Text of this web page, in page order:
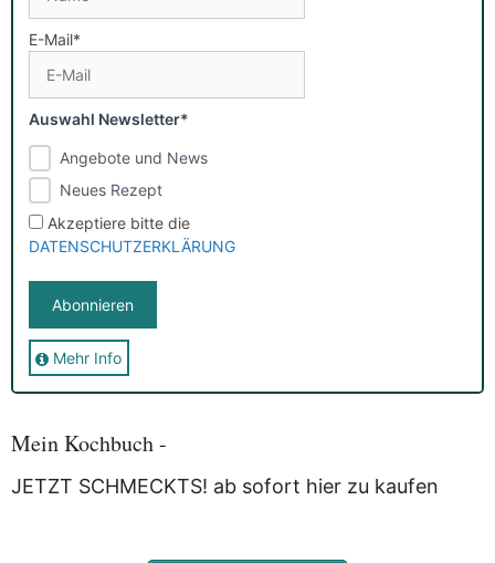
E-Mail*
Auswahl Newsletter*
Angebote und News
Neues Rezept
Akzeptiere bitte die
DATENSCHUTZERKLÄRUNG
Sie erhalten nach der Anmeldung eine E-Mail, in der Sie um
Speicherung und Verarbeitung Deiner Daten durch
Myfoodstory einverstanden. Deine Daten werden
Dritte weitergegeben und dienen nur für diesen Service!
Mehr Info
Mein Kochbuch -
JETZT SCHMECKTS! ab sofort hier zu kaufen